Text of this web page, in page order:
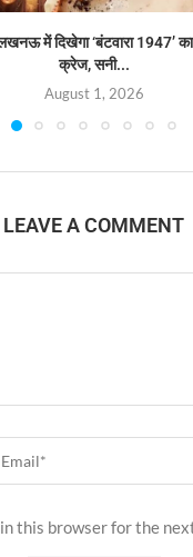
में दिखेगा ‘बंटवारा 1947’ का
क्रेज, सनी...
August 1, 2026
LEAVE A COMMENT
this browser for the